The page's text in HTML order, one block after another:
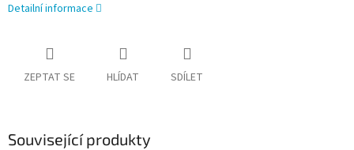
Detailní informace
ZEPTAT SE HLÍDAT SDÍLET
Související produkty